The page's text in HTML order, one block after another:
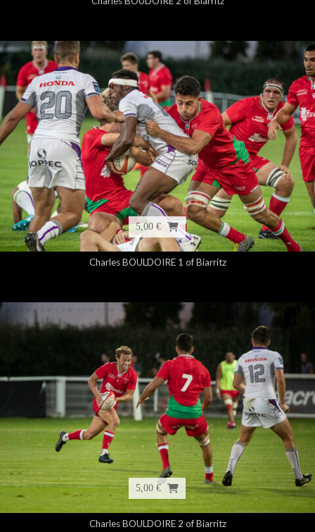
5,00 €
Charles BOULDOIRE 1 of Biarritz
5,00 €
Charles BOULDOIRE 2 of Biarritz